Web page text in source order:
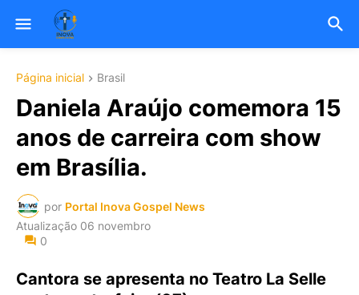
Página inicial Brasil
Daniela Araújo comemora 15
anos de carreira com show
em Brasília.
por Portal Inova Gospel News
Atualização 06 novembro
0
Cantora se apresenta no Teatro La Selle